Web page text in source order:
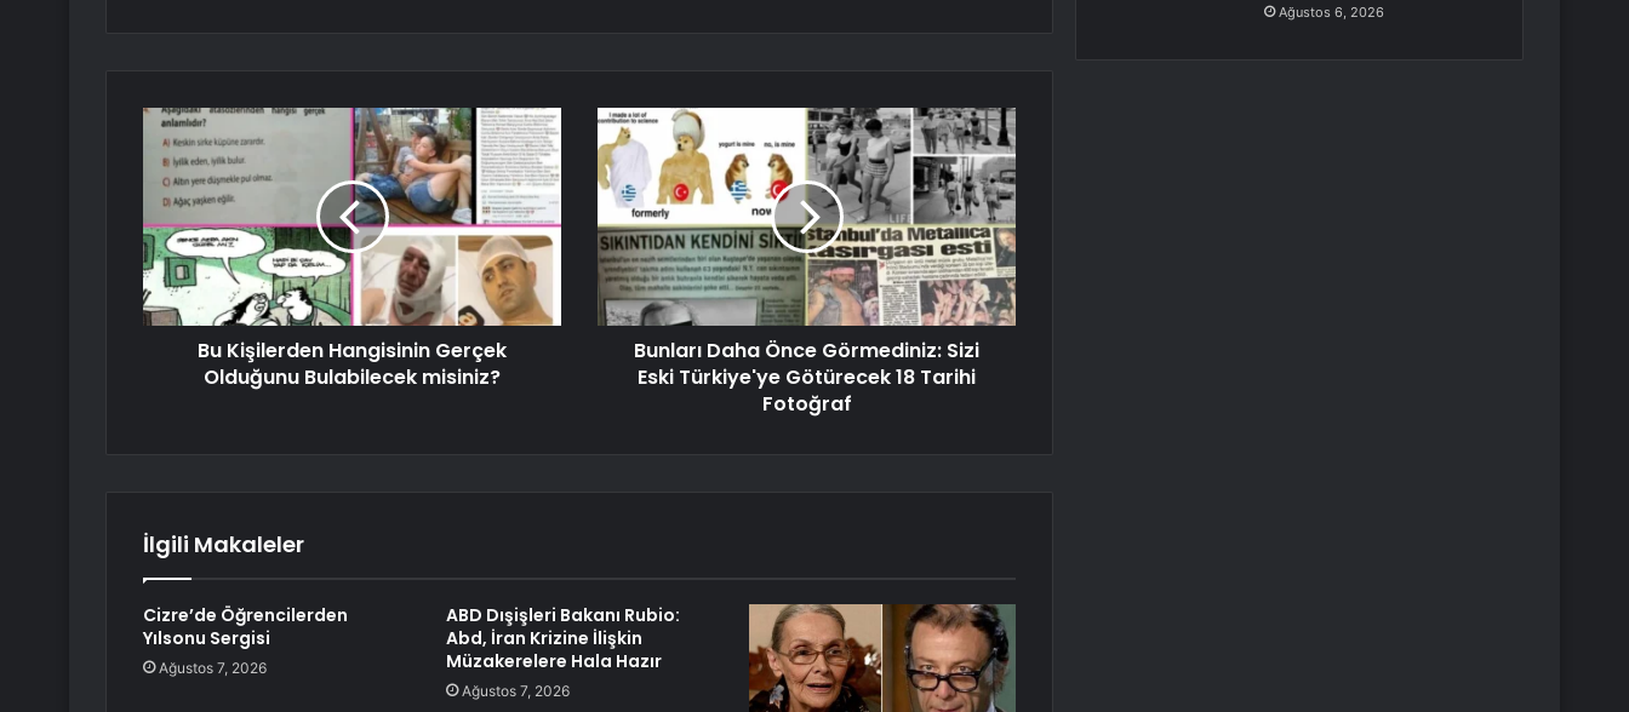
Bu Kişilerden Hangisinin Gerçek
Olduğunu Bulabilecek misiniz?
Bunları Daha Önce Görmediniz: Sizi
Eski Türkiye'ye Götürecek 18 Tarihi
Fotoğraf
İlgili Makaleler
Cizre’de Öğrencilerden
Yılsonu Sergisi
Ağustos 7, 2026
ABD Dışişleri Bakanı Rubio:
Abd, İran Krizine İlişkin
Müzakerelere Hala Hazır
Ağustos 7, 2026
Ağustos 6, 2026